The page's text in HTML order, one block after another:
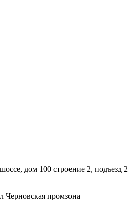
дом 100 строение 2, подъезд 2
Черновская промзона